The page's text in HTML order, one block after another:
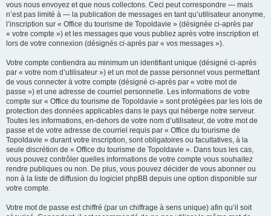
vous nous envoyez et que nous collectons. Ceci peut correspondre — mais
n’est pas limité à — la publication de messages en tant qu’utilisateur anonyme,
l’inscription sur « Office du tourisme de Topoldavie » (désignée ci-après par
« votre compte ») et les messages que vous publiez après votre inscription et
lors de votre connexion (désignés ci-après par « vos messages »).
Votre compte contiendra au minimum un identifiant unique (désigné ci-après
par « votre nom d’utilisateur ») et un mot de passe personnel vous permettant
de vous connecter à votre compte (désigné ci-après par « votre mot de
passe ») et une adresse de courriel personnelle. Les informations de votre
compte sur « Office du tourisme de Topoldavie » sont protégées par les lois de
protection des données applicables dans le pays qui héberge notre serveur.
Toutes les informations, en-dehors de votre nom d’utilisateur, de votre mot de
passe et de votre adresse de courriel requis par « Office du tourisme de
Topoldavie » durant votre inscription, sont obligatoires ou facultatives, à la
seule discrétion de « Office du tourisme de Topoldavie ». Dans tous les cas,
vous pouvez contrôler quelles informations de votre compte vous souhaitez
rendre publiques ou non. De plus, vous pouvez décider de vous abonner ou
non à la liste de diffusion du logiciel phpBB depuis une option disponible sur
votre compte.
Votre mot de passe est chiffré (par un chiffrage à sens unique) afin qu’il soit